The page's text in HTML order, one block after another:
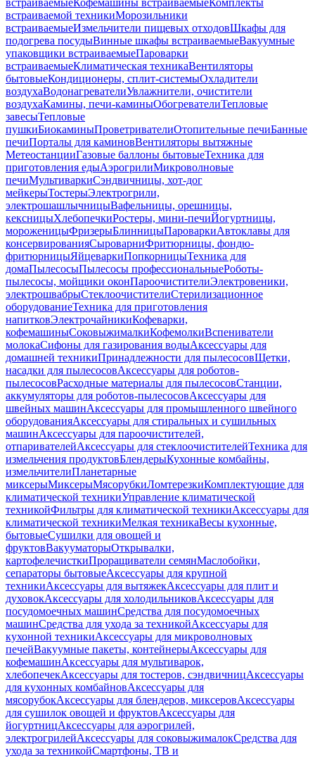
встраиваемыеКофемашины встраиваемыеКомплекты
встраиваемой техникиМорозильники
встраиваемыеИзмельчители пищевых отходовШкафы для
подогрева посудыВинные шкафы встраиваемыеВакуумные
упаковщики встраиваемыеПароварки
встраиваемыеКлиматическая техникаВентиляторы
бытовыеКондиционеры, сплит-системыОхладители
воздухаВодонагревателиУвлажнители, очистители
воздухаКамины, печи-каминыОбогревателиТепловые
завесыТепловые
пушкиБиокаминыПроветривателиОтопительные печиБанные
печиПорталы для каминовВентиляторы вытяжные
МетеостанцииГазовые баллоны бытовыеТехника для
приготовления едыАэрогрилиМикроволновые
печиМультиваркиСэндвичницы, хот-дог
мейкерыТостерыЭлектрогрили,
электрошашлычницыВафельницы, орешницы,
кексницыХлебопечкиРостеры, мини-печиЙогуртницы,
мороженицыФризерыБлинницыПароваркиАвтоклавы для
консервированияСыроварниФритюрницы, фондю-
фритюрницыЯйцеваркиПопкорницыТехника для
домаПылесосыПылесосы профессиональныеРоботы-
пылесосы, мойщики оконПароочистителиЭлектровеники,
электрошвабрыСтеклоочистителиСтерилизационное
оборудованиеТехника для приготовления
напитковЭлектрочайникиКофеварки,
кофемашиныСоковыжималкиКофемолкиВспениватели
молокаСифоны для газирования водыАксессуары для
домашней техникиПринадлежности для пылесосовЩетки,
насадки для пылесосовАксессуары для роботов-
пылесосовРасходные материалы для пылесосовСтанции,
аккумуляторы для роботов-пылесосовАксессуары для
швейных машинАксессуары для промышленного швейного
оборудованияАксессуары для стиральных и сушильных
машинАксессуары для пароочистителей,
отпаривателейАксессуары для стеклоочистителейТехника для
измельчения продуктовБлендерыКухонные комбайны,
измельчителиПланетарные
миксерыМиксерыМясорубкиЛомтерезкиКомплектующие для
климатической техникиУправление климатической
техникойФильтры для климатической техникиАксессуары для
климатической техникиМелкая техникаВесы кухонные,
бытовыеСушилки для овощей и
фруктовВакууматорыОткрывалки,
картофелечисткиПроращиватели семянМаслобойки,
сепараторы бытовыеАксессуары для крупной
техникиАксессуары для вытяжекАксессуары для плит и
духовокАксессуары для холодильниковАксессуары для
посудомоечных машинСредства для посудомоечных
машинСредства для ухода за техникойАксессуары для
кухонной техникиАксессуары для микроволновых
печейВакуумные пакеты, контейнерыАксессуары для
кофемашинАксессуары для мультиварок,
хлебопечекАксессуары для тостеров, сэндвичницАксессуары
для кухонных комбайновАксессуары для
мясорубокАксессуары для блендеров, миксеровАксессуары
для сушилок овощей и фруктовАксессуары для
йогуртницАксессуары для аэрогрилей,
электрогрилейАксессуары для соковыжималокСредства для
ухода за техникойСмартфоны, ТВ и